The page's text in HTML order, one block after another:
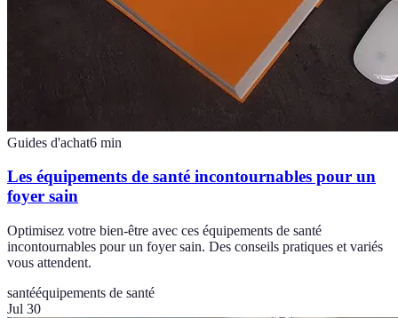
Guides d'achat6 min
Les équipements de santé incontournables pour un
foyer sain
Optimisez votre bien-être avec ces équipements de santé
incontournables pour un foyer sain. Des conseils pratiques et variés
vous attendent.
santééquipements de santé
Jul 30